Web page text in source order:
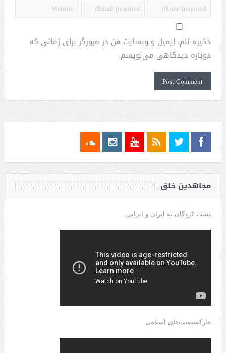
ذخیره نام، ایمیل و وبسایت من در مرورگر برای زمانی که
دوباره دیدگاهی می‌نویسم.
مجاهدین خلق
پشت کردگان به ایران و ایرانی.
مارکسیست‌های اسلامی